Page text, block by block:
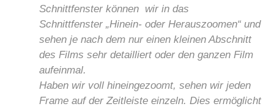
Schnittfenster können wir in das
Schnittfenster „Hinein- oder Herauszoomen“ und
sehen je nach dem nur einen kleinen Abschnitt
des Films sehr detailliert oder den ganzen Film
aufeinmal.
Haben wir voll hineingezoomt, sehen wir jeden
Frame auf der Zeitleiste einzeln. Dies ermöglicht